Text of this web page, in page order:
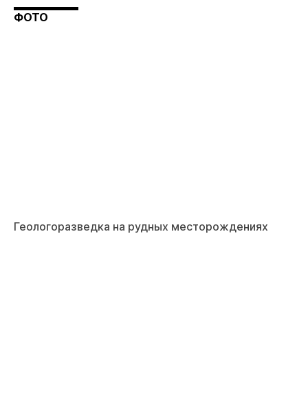
ФОТО
Геологоразведка на рудных месторождениях